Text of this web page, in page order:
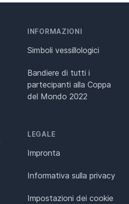
INFORMAZIONI
Simboli vessillologici
Bandiere di tutti i
partecipanti alla Coppa
del Mondo 2022
LEGALE
Impronta
Informativa sulla privacy
Impostazioni dei cookie